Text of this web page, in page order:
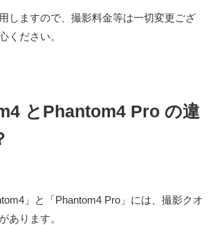
しますので、撮影料金等は一切変更ござ
ください。
とPhantom4 Pro の違
」と「Phantom4 Pro」には、撮影クオ
あります。